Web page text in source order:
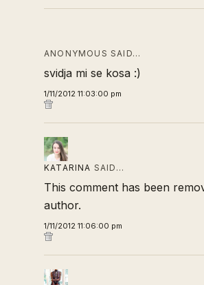
ANONYMOUS SAID…
svidja mi se kosa :)
1/11/2012 11:03:00 pm
KATARINA SAID…
This comment has been
author.
1/11/2012 11:06:00 pm